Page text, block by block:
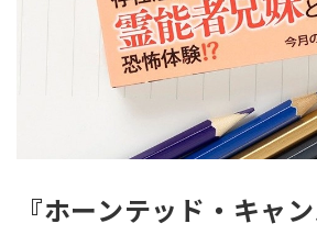
『ホーンテッド・キャ